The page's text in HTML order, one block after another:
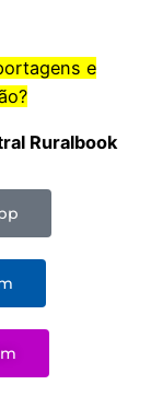
e
Ruralbook